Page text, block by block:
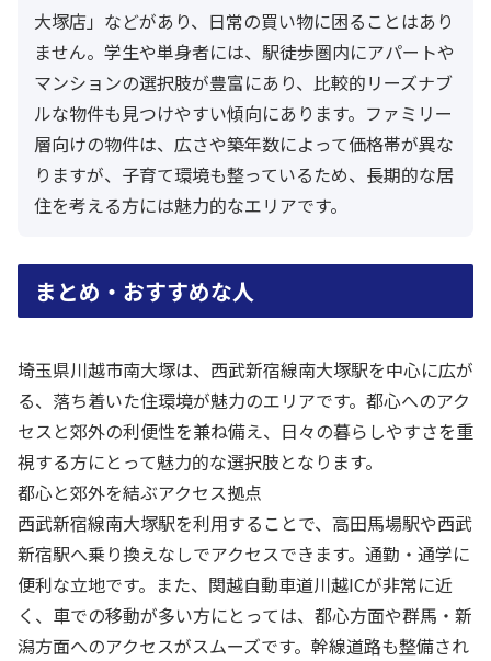
大塚店」などがあり、日常の買い物に困ることはあり
ません。学生や単身者には、駅徒歩圏内にアパートや
マンションの選択肢が豊富にあり、比較的リーズナブ
ルな物件も見つけやすい傾向にあります。ファミリー
層向けの物件は、広さや築年数によって価格帯が異な
りますが、子育て環境も整っているため、長期的な居
住を考える方には魅力的なエリアです。
まとめ・おすすめな人
埼玉県川越市南大塚は、西武新宿線南大塚駅を中心に広が
る、落ち着いた住環境が魅力のエリアです。都心へのアク
セスと郊外の利便性を兼ね備え、日々の暮らしやすさを重
視する方にとって魅力的な選択肢となります。
都心と郊外を結ぶアクセス拠点
西武新宿線南大塚駅を利用することで、高田馬場駅や西武
新宿駅へ乗り換えなしでアクセスできます。通勤・通学に
便利な立地です。また、関越自動車道川越ICが非常に近
く、車での移動が多い方にとっては、都心方面や群馬・新
潟方面へのアクセスがスムーズです。幹線道路も整備され